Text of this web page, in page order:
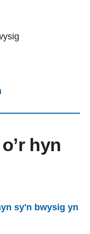
hyn
sy'n bwysig yn